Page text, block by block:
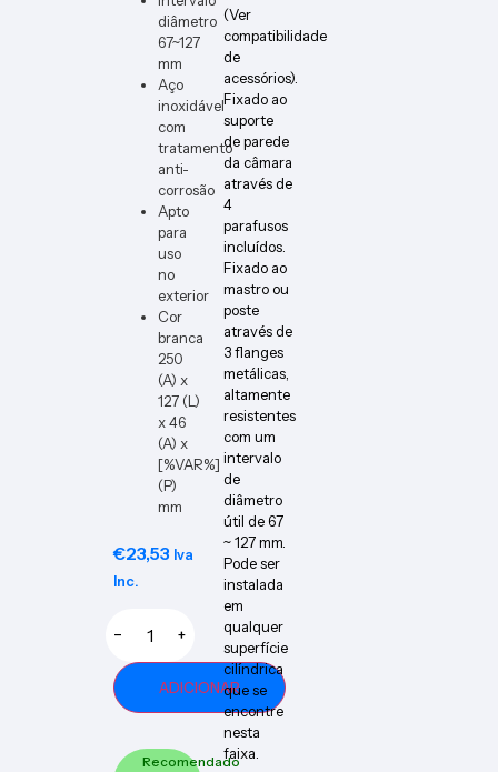
diâmetro
67~127
mm
Aço
inoxidável
com
tratamento
anti-
corrosão
Apto
para
uso
no
exterior
Cor
branca
250
(A) x
127 (L)
x 46
(A) x
[%VAR%]
(P)
mm
€23,53 Iva
Inc.
− +
ADICIONAR
Recomendado
(Ver
compatibilidade
de
acessórios).
Fixado ao
suporte
de parede
da câmara
através de
4
parafusos
incluídos.
Fixado ao
mastro ou
poste
através de
3 flanges
metálicas,
altamente
resistentes
com um
intervalo
de
diâmetro
útil de 67
~ 127 mm.
Pode ser
instalada
em
qualquer
superfície
cilíndrica
que se
encontre
nesta
faixa.